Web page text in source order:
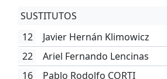
SUSTITUTOS
12
Javier Hernán Klimowicz
22
Ariel Fernando Lencinas
16
Pablo Rodolfo CORTI